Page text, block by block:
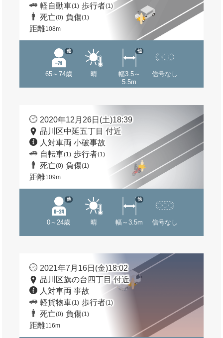
軽自動車(1) 歩行者(1)
死亡(0) 負傷(1)
距離108m
65～74歳
他
晴
幅3.5～
5.5m
他
信号なし
2020年12月26日(土)18:39
品川区中延五丁目 付近
人対車両 小破事故
自転車(1) 歩行者(1)
死亡(0) 負傷(1)
距離109m
0～24歳
他
晴 幅～3.5m
他
信号なし
2021年7月16日(金)18:02
品川区旗の台四丁目 付近
人対車両 事故
軽貨物車(1) 歩行者(1)
死亡(0) 負傷(1)
距離116m